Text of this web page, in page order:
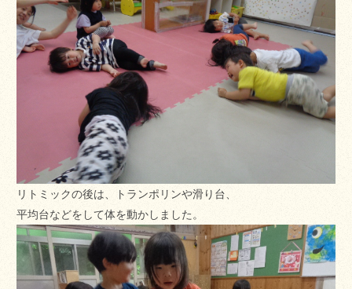
リトミックの後は、トランポリンや滑り台、
平均台などをして体を動かしました。